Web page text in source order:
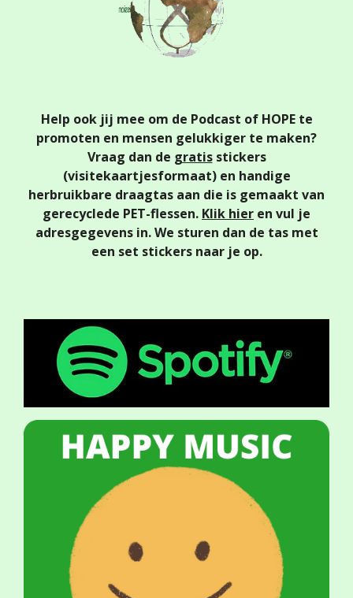
Help ook jij mee om de Podcast of HOPE te
promoten en mensen gelukkiger te maken?
Vraag dan de gratisstickers
(visitekaartjesformaat) en handige
herbruikbare draagtas aan die is gemaakt van
gerecyclede PET-flessen. Klik hier en vul je
adresgegevens in. We sturen dan de tas met
een set stickers naar je op.